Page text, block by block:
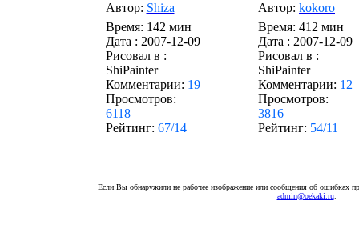
Автор: Shiza
Время: 142 мин
Дата : 2007-12-09
Рисовал в :
ShiPainter
Комментарии: 19
Просмотров:
6118
Рейтинг: 67/14
Автор: kokoro
Время: 412 мин
Дата : 2007-12-09
Рисовал в :
ShiPainter
Комментарии: 12
Просмотров:
3816
Рейтинг: 54/11
Если Вы обнаружили не рабочее изображение или сообщения об ошибках
admin@oekaki.ru.